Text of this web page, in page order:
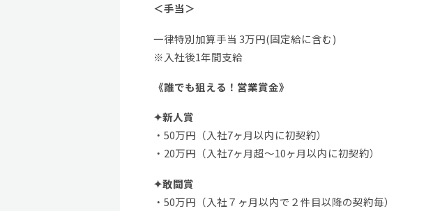
＜手当＞
一律特別加算手当 3万円(固定給に含む)
※入社後1年間支給
《誰でも狙える！営業賞金》
✦新人賞
・50万円（入社7ヶ月以内に初契約）
・20万円（入社7ヶ月超～10ヶ月以内に初契約）
✦敢闘賞
・50万円（入社７ヶ月以内で２件目以降の契約毎）